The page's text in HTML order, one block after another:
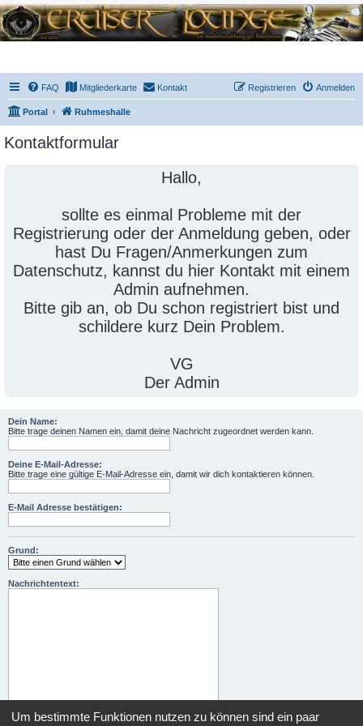
FAQ Mitgliederkarte Kontakt Anmelden
Registrieren
Portal Ruhmeshalle
Kontaktformular
Hallo,
sollte es einmal Probleme mit der
Registrierung oder der Anmeldung geben, oder
hast Du Fragen/Anmerkungen zum
Datenschutz, kannst du hier Kontakt mit einem
Admin aufnehmen.
Bitte gib an, ob Du schon registriert bist und
schildere kurz Dein Problem.
VG
Der Admin
Dein Name:
Bitte trage deinen Namen ein, damit deine Nachricht zugeordnet werden kann.
Deine E-Mail-Adresse:
Bitte trage eine gültige E-Mail-Adresse ein, damit wir dich kontaktieren können.
E-Mail Adresse bestätigen:
Grund:
Nachrichtentext:
Um bestimmte Funktionen nutzen zu können sind ein paar